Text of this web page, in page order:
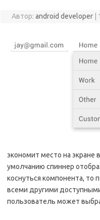
Автор: android developer
экономит место на экране
умолчанию спиннер
коснуться компонента,
всеми другими
пользователь может